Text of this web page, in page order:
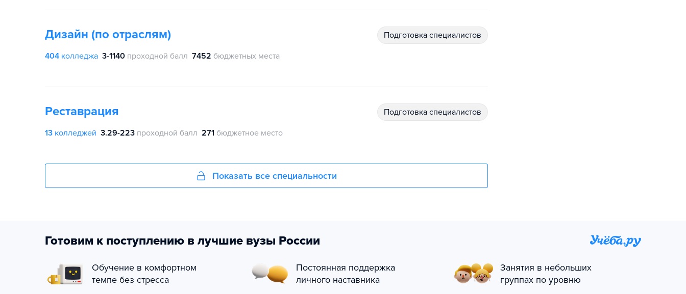
Дизайн (по отраслям) подготовка специалистов
404 колледжа 3-1140 проходной балл 7452 бюджетных места
Реставрация подготовка специалистов
13 колледжей 3.29-223 проходной балл 271 бюджетное место
Показать все специальности
Готовим к поступлению в лучшие вузы России
Обучение в комфортном
темпе без стресса
Постоянная поддержка
личного наставника
Занятия в небольших
группах по уровню